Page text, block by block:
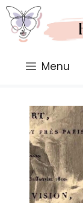
Saltar
al
contenido
Menu